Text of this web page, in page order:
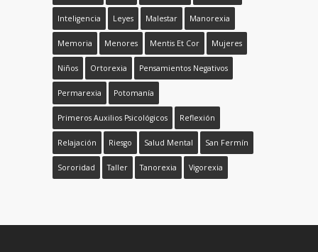
Inteligencia Leyes Malestar Manorexia
Memoria Menores Mentis Et Cor Mujeres
Niños Ortorexia Pensamientos Negativos
Permarexia Potomanía
Primeros Auxilios Psicológicos Reflexión
Relajación Riesgo Salud Mental San Fermín
Sororidad Taller Tanorexia Vigorexia